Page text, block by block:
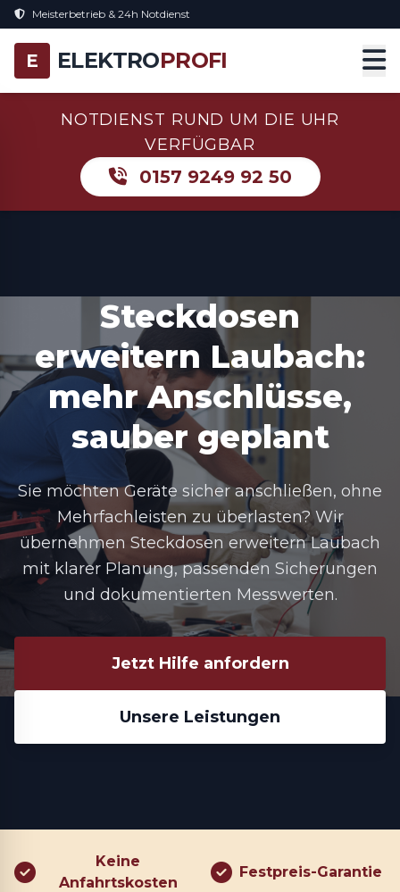
Meisterbetrieb & 24h Notdienst
E ELEKTROPROFI
NOTDIENST RUND UM DIE UHR
VERFÜGBAR
0157 9249 92 50
Steckdosen
erweitern Laubach:
mehr Anschlüsse,
sauber geplant
Sie möchten Geräte sicher anschließen, ohne
Mehrfachleisten zu überlasten? Wir
übernehmen Steckdosen erweitern Laubach
mit klarer Planung, passenden Sicherungen
und dokumentierten Messwerten.
Jetzt Hilfe anfordern
Unsere Leistungen
Keine
Anfahrtskosten
Festpreis-Garantie